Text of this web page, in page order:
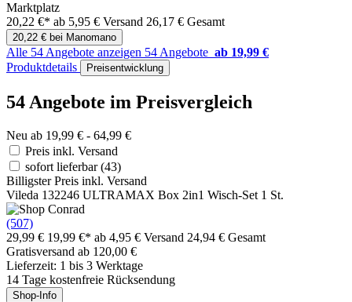
Marktplatz
20,22 €* ab 5,95 € Versand 26,17 € Gesamt
20,22 € bei Manomano
Alle 54 Angebote anzeigen 54 Angebote ab 19,99 €
Produktdetails
Preisentwicklung
54 Angebote im Preisvergleich
Neu ab 19,99 € - 64,99 €
Preis inkl. Versand
sofort lieferbar(43)
Billigster Preis inkl. Versand
Vileda 132246 ULTRAMAX Box 2in1 Wisch-Set 1 St.
(507)
29,99 € 19,99 €* ab 4,95 € Versand 24,94 € Gesamt
Gratisversand ab 120,00 €
Lieferzeit: 1 bis 3 Werktage
14 Tage kostenfreie Rücksendung
Shop-Info